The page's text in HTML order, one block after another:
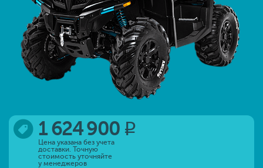
1 624 900 q
Цена указана без учета
доставки. Точную
стоимость уточняйте
у менеджеров